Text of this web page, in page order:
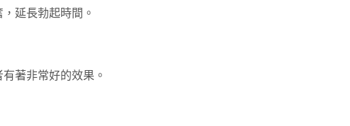
延長勃起時間。
著非常好的效果。